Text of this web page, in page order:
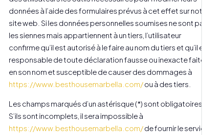
données à l’aide des formulaires prévus à cet effet sur notre
site web. Si les données personnelles soumises ne sont pas
les siennes mais appartiennent à un tiers, l’utilisateur
confirme qu’il est autorisé à le faire au nom du tiers et qu’il est
responsable de toute déclaration fausse ou inexacte faite
en son nom et susceptible de causer des dommages à
https://www.besthousemarbella.com/ou à des tiers.
Les champs marqués d’un astérisque (*) sont obligatoires.
S’ils sont incomplets, il sera impossible à
https://www.besthousemarbella.com/de fournir le service